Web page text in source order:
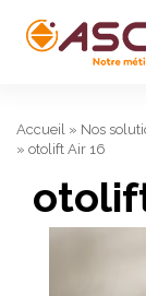
Accueil » Nos
» otolift Air 16